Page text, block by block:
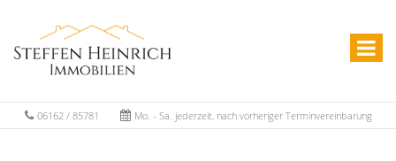
06162 / 85781 Mo. - Sa. jederzeit, nach vorheriger Terminvereinbarung